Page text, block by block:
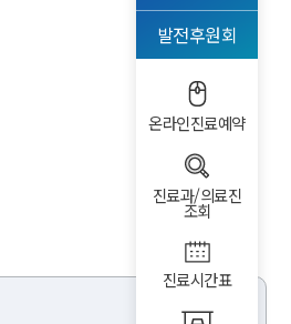
발전후원회
온라인진료예약
진료과/의료진
조회
진료시간표